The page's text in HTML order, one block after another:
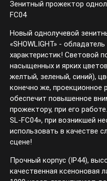
Зенитный прожектор
FC04
Новый однолучевой
«SHOWLIGHT» -
характеристик! Световой
насыщенных и ярких
желтый, зеленый, синий),
конечно же, проекционное
обеспечит повышенное
прожектору, при его
SL-FC04», при возникшей
использовать в качестве
сцене!
Прочный корпус (IP44),
качественная ксеноновая